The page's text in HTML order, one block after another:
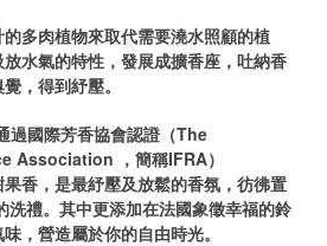
多肉植物來取代需要澆水照顧的植
水氣的特性，發展成擴香座，吐納香
，得到紓壓。
過國際芳香協會認證（The
Association ，簡稱IFRA）
香，是最紓壓及放鬆的香氛，彷彿置
洗禮。其中更添加在法國象徵幸福的鈴
，營造屬於你的自由時光。